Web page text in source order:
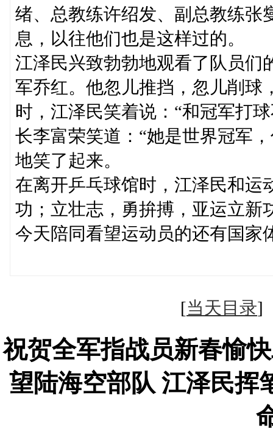
绪、总教练许绍发、副总教练张
息，以往他们也是这样过的。
江泽民兴致勃勃地观看了队员们
军乔红。他忽儿推挡，忽儿削球
时，江泽民笑着说：“和冠军打
长李富荣笑道：“她是世界冠军
地笑了起来。
在离开乒乓球馆时，江泽民和运
功；立壮志，勇拚搏，亚运立新
今天陪同看望运动员的还有国家
[当天目录
祝贺全军指战员新春愉
望陆海空部队 江泽民挥